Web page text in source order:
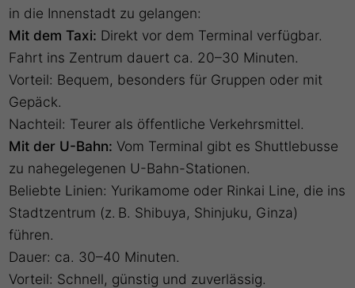
in die Innenstadt zu gelangen:
Mit dem Taxi: Direkt vor dem Terminal verfügbar.
Fahrt ins Zentrum dauert ca. 20–30 Minuten.
Vorteil: Bequem, besonders für Gruppen oder mit
Gepäck.
Nachteil: Teurer als öffentliche Verkehrsmittel.
Mit der U-Bahn:Vom Terminal gibt es Shuttlebusse
zu nahegelegenen U-Bahn-Stationen.
Beliebte Linien: Yurikamome oder Rinkai Line, die ins
Stadtzentrum (z. B. Shibuya, Shinjuku, Ginza)
führen.
Dauer: ca. 30–40 Minuten.
Vorteil: Schnell, günstig und zuverlässig.